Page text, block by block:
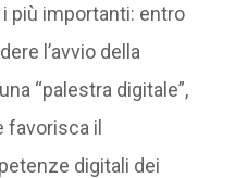
più importanti: entro
l’avvio della
“palestra digitale”,
favorisca il
digitali dei